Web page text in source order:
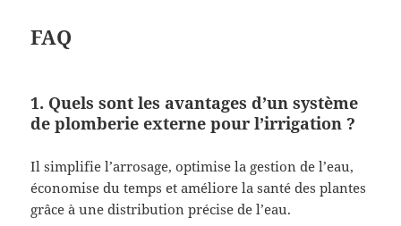
FAQ
1. Quels sont les avantages d’un système
de plomberie externe pour l’irrigation ?
Il simplifie l’arrosage, optimise la gestion de l’eau,
économise du temps et améliore la santé des plantes
grâce à une distribution précise de l’eau.